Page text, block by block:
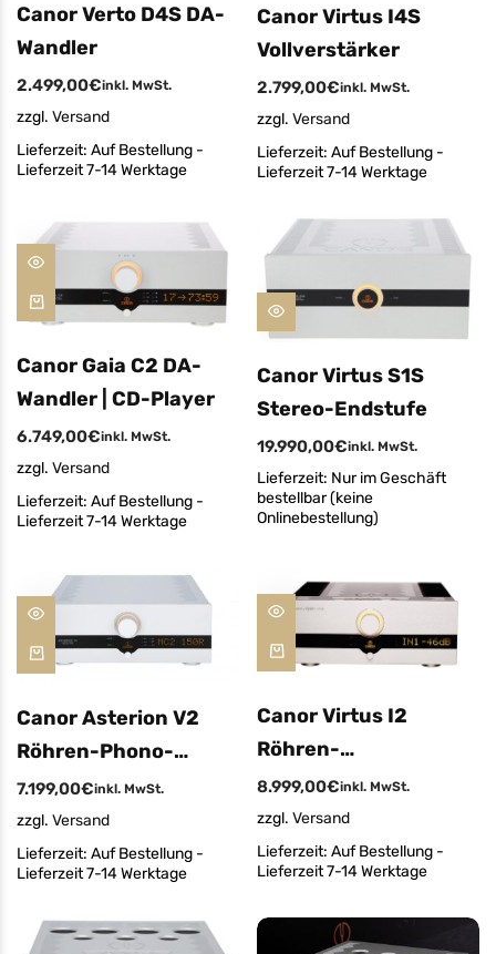
Canor Verto D4S DA-
Wandler
2.499,00€inkl. MwSt.
zzgl. Versand
Lieferzeit: Auf Bestellung -
Lieferzeit 7-14 Werktage
Canor Virtus I4S
Vollverstärker
2.799,00€inkl. MwSt.
zzgl. Versand
Lieferzeit: Auf Bestellung -
Lieferzeit 7-14 Werktage
Canor Gaia C2 DA-
Wandler | CD-Player
6.749,00€inkl. MwSt.
zzgl. Versand
Lieferzeit: Auf Bestellung -
Lieferzeit 7-14 Werktage
Canor Virtus S1S
Stereo-Endstufe
19.990,00€inkl. MwSt.
Lieferzeit: Nur im Geschäft
bestellbar (keine
Onlinebestellung)
Canor Asterion V2
Röhren-Phono-
Vorverstärker
7.199,00€inkl. MwSt.
zzgl. Versand
Lieferzeit: Auf Bestellung -
Lieferzeit 7-14 Werktage
Canor Virtus I2
Röhren-
Vollverstärker
8.999,00€inkl. MwSt.
zzgl. Versand
Lieferzeit: Auf Bestellung -
Lieferzeit 7-14 Werktage